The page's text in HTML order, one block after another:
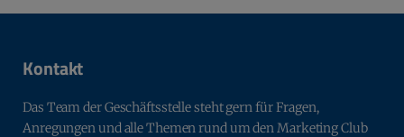
Kontakt
Das Team der Geschäftsstelle steht gern für Fragen,
Anregungen und alle Themen rund um den Marketing Club